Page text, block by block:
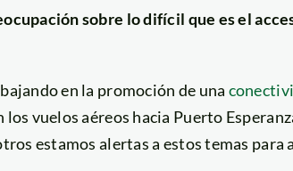
sobre lo difícil que es el
en la promoción de una
vuelos aéreos hacia Puerto
estamos alertas a estos temas para